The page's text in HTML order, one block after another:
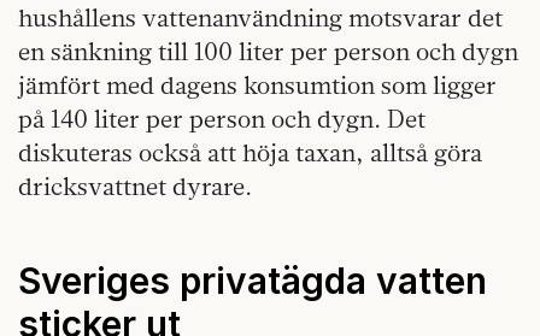
hushållens vattenanvändning motsvarar det
en sänkning till 100 liter per person och dygn
jämfört med dagens konsumtion som ligger
på 140 liter per person och dygn. Det
diskuteras också att höja taxan, alltså göra
dricksvattnet dyrare.
Sveriges privatägda vatten
sticker ut